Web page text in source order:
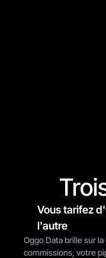
Vous tarifez
l'autre
Oggo Data brille sur
commissions, votre